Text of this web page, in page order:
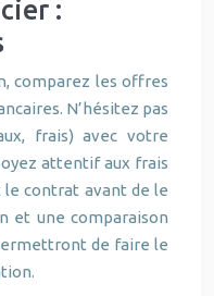
:
comparez les offres
N’hésitez pas
frais) avec votre
attentif aux frais
contrat avant de le
et une comparaison
de faire le